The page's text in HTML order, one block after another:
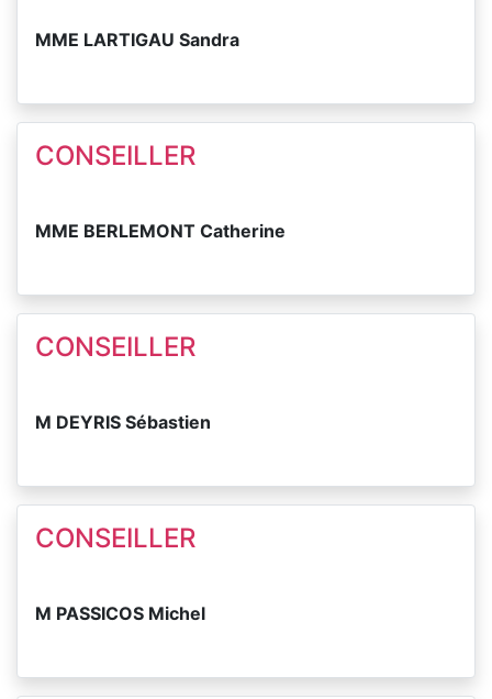
MME LARTIGAU Sandra
CONSEILLER
MME BERLEMONT Catherine
CONSEILLER
M DEYRIS Sébastien
CONSEILLER
M PASSICOS Michel